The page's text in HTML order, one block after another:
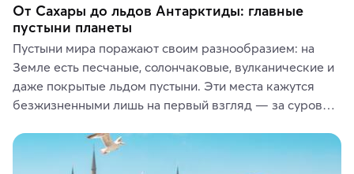
От Сахары до льдов Антарктиды: главные
пустыни планеты
Пустыни мира поражают своим разнообразием: на
Земле есть песчаные, солончаковые, вулканические и
даже покрытые льдом пустыни. Эти места кажутся
безжизненными лишь на первый взгляд — за суровой
животные и маршруты, которые дарят одни из самых
ярких впечатлений от путешествий.